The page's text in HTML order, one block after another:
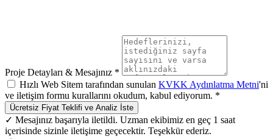
Proje Detayları & Mesajınız *
Hızlı Web Sitem tarafından sunulan KVKK Aydınlatma Metni'ni
ve iletişim formu kurallarını okudum, kabul ediyorum. *
Ücretsiz Fiyat Teklifi ve Analiz İste
✓ Mesajınız başarıyla iletildi. Uzman ekibimiz en geç 1 saat
içerisinde sizinle iletişime geçecektir. Teşekkür ederiz.